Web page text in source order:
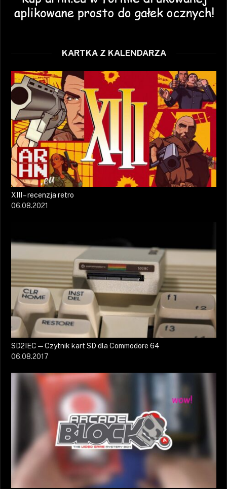
KARTKA Z KALENDARZA
XIII – recenzja retro
06.08.2021
SD2IEC — Czytnik kart SD dla Commodore 64
06.08.2017